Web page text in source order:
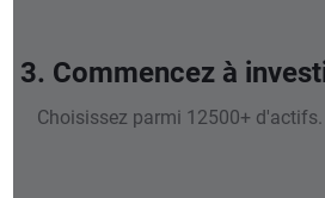
3. Commencez à
Choisissez parmi 12500+ d'actifs.